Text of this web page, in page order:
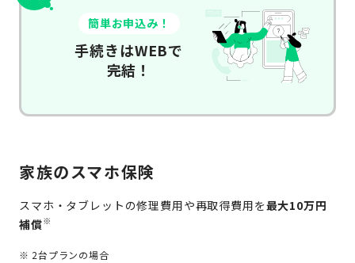
簡単お申込み！
手続きはWEBで
完結！
家族のスマホ保険
スマホ・タブレットの修理費用や再取得費用を最大10万円
補償※
2台プランの場合